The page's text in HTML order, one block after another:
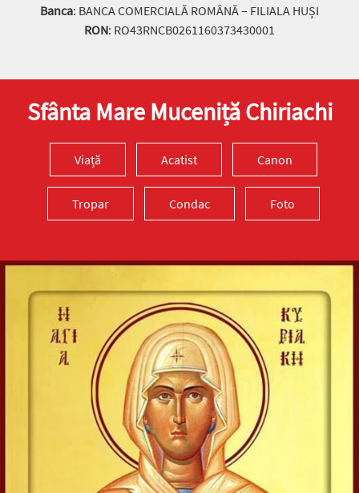
Banca: BANCA COMERCIALĂ ROMÂNĂ – FILIALA HUȘI
RON: RO43RNCB0261160373430001
Sfânta Mare Muceniță Chiriachi
Viață Acatist Canon
Tropar Condac Foto